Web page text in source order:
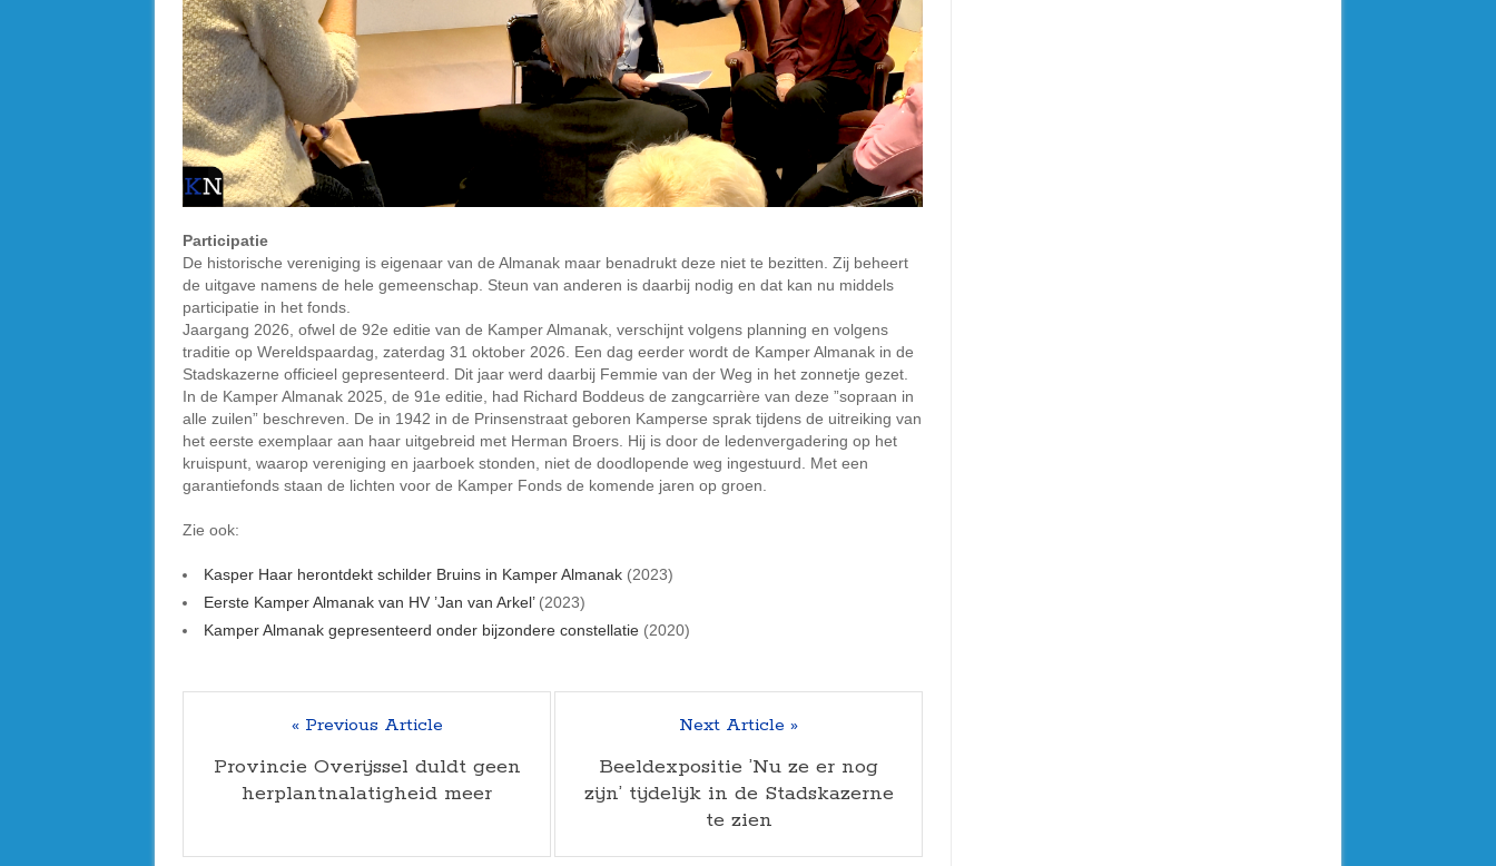
Participatie
De historische vereniging is eigenaar van de Almanak maar benadrukt deze niet te bezitten. Zij beheert
de uitgave namens de hele gemeenschap. Steun van anderen is daarbij nodig en dat kan nu middels
participatie in het fonds.
Jaargang 2026, ofwel de 92e editie van de Kamper Almanak, verschijnt volgens planning en volgens
traditie op Wereldspaardag, zaterdag 31 oktober 2026. Een dag eerder wordt de Kamper Almanak in de
Stadskazerne officieel gepresenteerd. Dit jaar werd daarbij Femmie van der Weg in het zonnetje gezet.
In de Kamper Almanak 2025, de 91e editie, had Richard Boddeus de zangcarrière van deze ”sopraan in
alle zuilen” beschreven. De in 1942 in de Prinsenstraat geboren Kamperse sprak tijdens de uitreiking van
het eerste exemplaar aan haar uitgebreid met Herman Broers. Hij is door de ledenvergadering op het
kruispunt, waarop vereniging en jaarboek stonden, niet de doodlopende weg ingestuurd. Met een
garantiefonds staan de lichten voor de Kamper Fonds de komende jaren op groen.
Zie ook:
Kasper Haar herontdekt schilder Bruins in Kamper Almanak (2023)
Eerste Kamper Almanak van HV ’Jan van Arkel’(2023)
Kamper Almanak gepresenteerd onder bijzondere constellatie (2020)
« Previous Article
Provincie Overijssel duldt geen
herplantnalatigheid meer
Next Article »
Beeldexpositie ’Nu ze er nog
zijn’ tijdelijk in de Stadskazerne
te zien